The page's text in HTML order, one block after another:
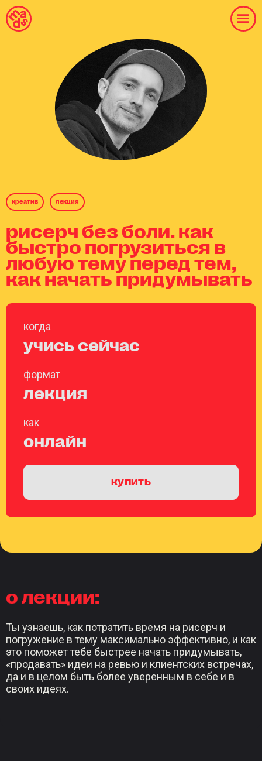
креатив лекция
рисерч без боли. как
быстро погрузиться в
любую тему перед тем,
как начать придумывать
когда
учись сейчас
формат
лекция
как
онлайн
купить
о лекции:
Ты узнаешь, как потратить время на рисерч и
погружение в тему максимально эффективно, и как
это поможет тебе быстрее начать придумывать,
«продавать» идеи на ревью и клиентских встречах,
да и в целом быть более уверенным в себе и в
своих идеях.